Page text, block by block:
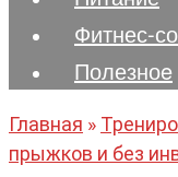
Фитнес-
Полезноe
Главная »
прыжков и без